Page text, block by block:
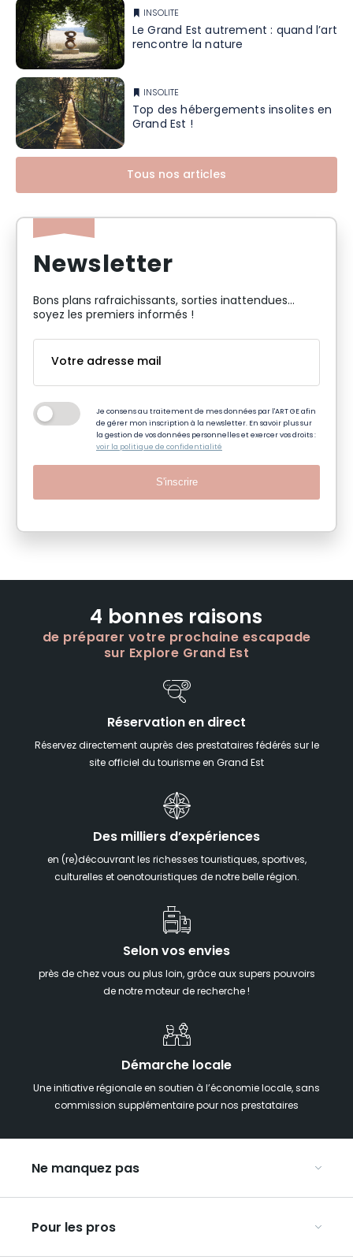
INSOLITE
Le Grand Est autrement : quand l’art
rencontre la nature
INSOLITE
Top des hébergements insolites en
Grand Est !
Tous nos articles
Newsletter
Bons plans rafraichissants, sorties inattendues…
soyez les premiers informés !
Je consens au traitement de mes données par l'ART GE afin
de gérer mon inscription à la newsletter. En savoir plus sur
la gestion de vos données personnelles et exercer vos droits :
voir la politique de confidentialité
S'inscrire
4 bonnes raisons
de préparer votre prochaine escapade
sur Explore Grand Est
Réservation en direct
Réservez directement auprès des prestataires fédérés sur le
site officiel du tourisme en Grand Est
Des milliers d’expériences
en (re)découvrant les richesses touristiques, sportives,
culturelles et oenotouristiques de notre belle région.
Selon vos envies
près de chez vous ou plus loin, grâce aux supers pouvoirs
de notre moteur de recherche !
Démarche locale
Une initiative régionale en soutien à l’économie locale, sans
commission supplémentaire pour nos prestataires
Ne manquez pas
Week-end insolite en Grand Est
Week-end spa en Grand Est
Pour les pros